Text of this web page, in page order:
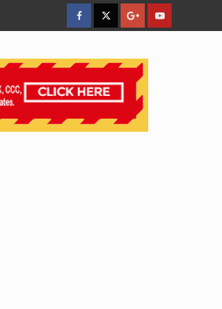
facebookTwitterGoogleYouTube